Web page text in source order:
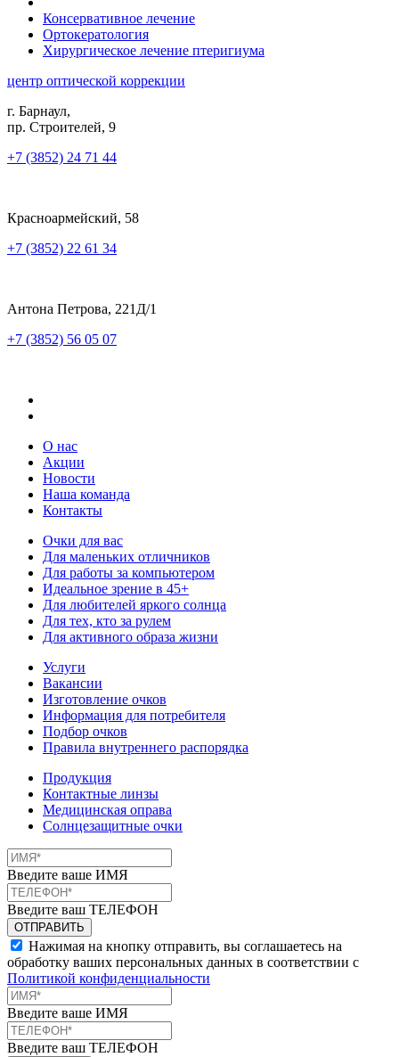
Консервативное лечение
Ортокератология
Хирургическое лечение птеригиума
центр оптической коррекции
г. Барнаул,
пр. Строителей, 9
+7 (3852) 24 71 44
Красноармейский, 58
+7 (3852) 22 61 34
Антона Петрова, 221Д/1
+7 (3852) 56 05 07
О нас
Акции
Новости
Наша команда
Контакты
Очки для вас
Для маленьких отличников
Для работы за компьютером
Идеальное зрение в 45+
Для любителей яркого солнца
Для тех, кто за рулем
Для активного образа жизни
Услуги
Вакансии
Изготовление очков
Информация для потребителя
Подбор очков
Правила внутреннего распорядка
Продукция
Контактные линзы
Медицинская оправа
Солнцезащитные очки
Введите ваше ИМЯ
Введите ваш ТЕЛЕФОН
Нажимая на кнопку отправить, вы соглашаетесь на
обработку ваших персональных данных в соответствии с
Политикой конфиденциальности
Введите ваше ИМЯ
Введите ваш ТЕЛЕФОН